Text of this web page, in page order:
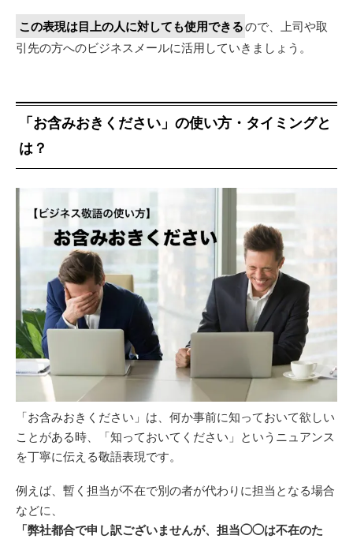
この表現は目上の人に対しても使用できるので、上司や取
引先の方へのビジネスメールに活用していきましょう。
「お含みおきください」の使い方・タイミングと
は？
「お含みおきください」は、何か事前に知っておいて欲しい
ことがある時、「知っておいてください」というニュアンス
を丁寧に伝える敬語表現です。
例えば、暫く担当が不在で別の者が代わりに担当となる場合
などに、
「弊社都合で申し訳ございませんが、担当◯◯は不在のた